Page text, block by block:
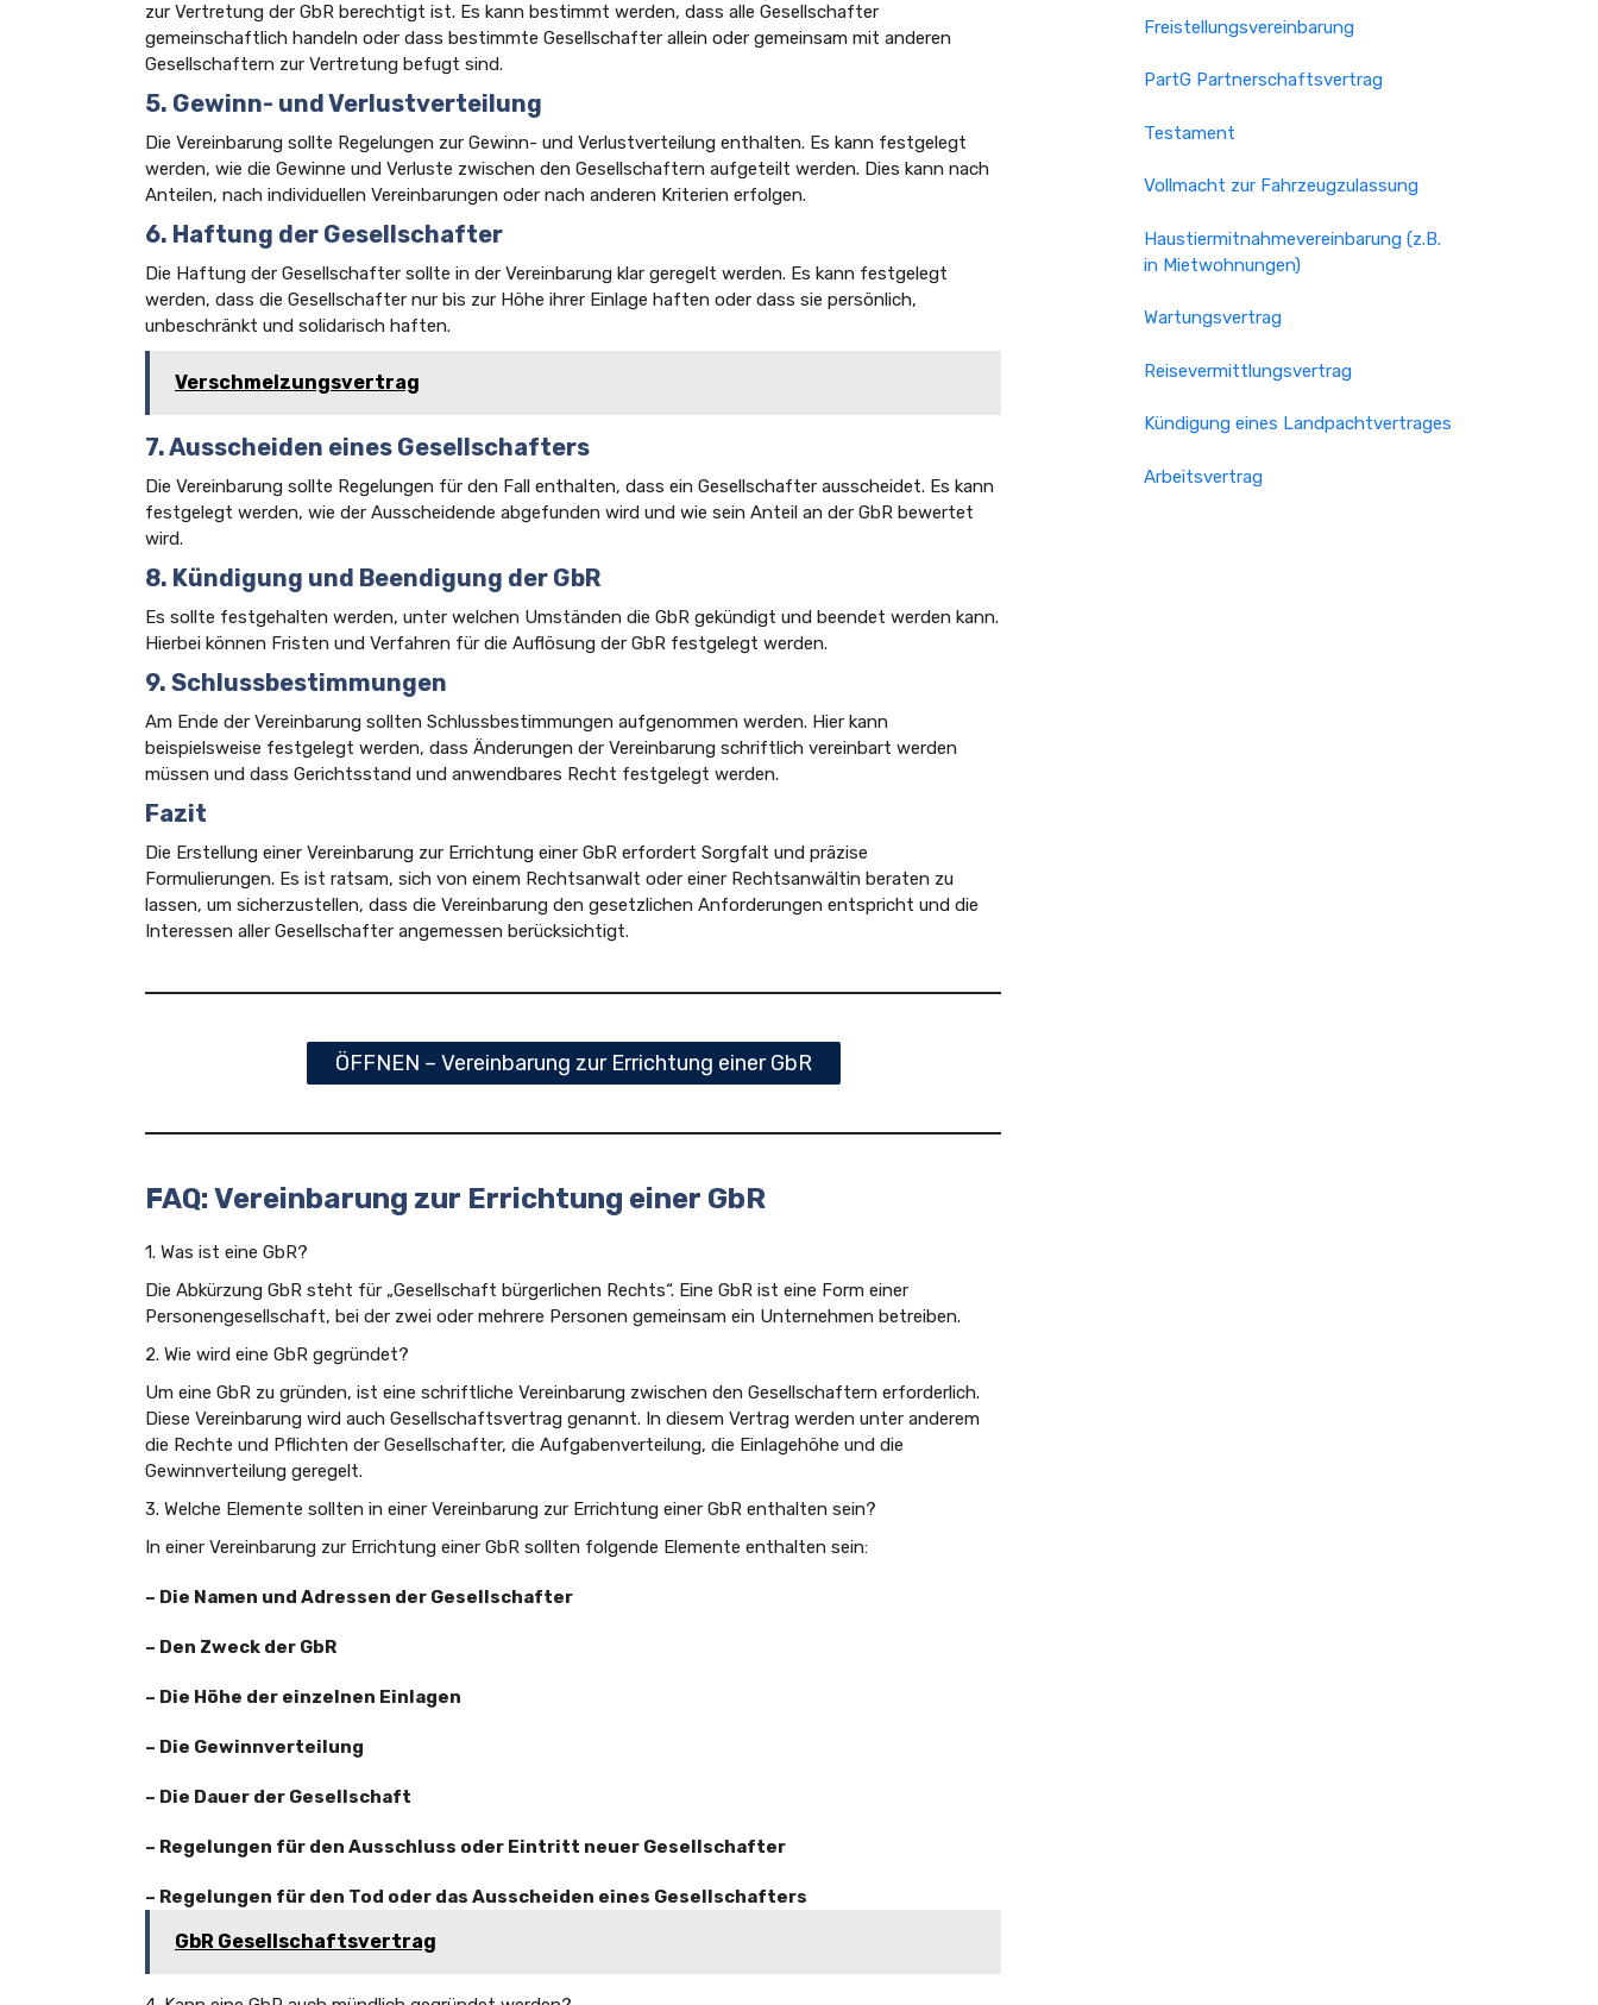
zur Vertretung der GbR berechtigt ist. Es kann bestimmt werden, dass alle Gesellschafter
gemeinschaftlich handeln oder dass bestimmte Gesellschafter allein oder gemeinsam mit anderen
Gesellschaftern zur Vertretung befugt sind.
5. Gewinn- und Verlustverteilung
Die Vereinbarung sollte Regelungen zur Gewinn- und Verlustverteilung enthalten. Es kann festgelegt
werden, wie die Gewinne und Verluste zwischen den Gesellschaftern aufgeteilt werden. Dies kann nach
Anteilen, nach individuellen Vereinbarungen oder nach anderen Kriterien erfolgen.
6. Haftung der Gesellschafter
Die Haftung der Gesellschafter sollte in der Vereinbarung klar geregelt werden. Es kann festgelegt
werden, dass die Gesellschafter nur bis zur Höhe ihrer Einlage haften oder dass sie persönlich,
unbeschränkt und solidarisch haften.
Verschmelzungsvertrag
7. Ausscheiden eines Gesellschafters
Die Vereinbarung sollte Regelungen für den Fall enthalten, dass ein Gesellschafter ausscheidet. Es kann
festgelegt werden, wie der Ausscheidende abgefunden wird und wie sein Anteil an der GbR bewertet
wird.
8. Kündigung und Beendigung der GbR
Es sollte festgehalten werden, unter welchen Umständen die GbR gekündigt und beendet werden kann.
Hierbei können Fristen und Verfahren für die Auflösung der GbR festgelegt werden.
9. Schlussbestimmungen
Am Ende der Vereinbarung sollten Schlussbestimmungen aufgenommen werden. Hier kann
beispielsweise festgelegt werden, dass Änderungen der Vereinbarung schriftlich vereinbart werden
müssen und dass Gerichtsstand und anwendbares Recht festgelegt werden.
Fazit
Die Erstellung einer Vereinbarung zur Errichtung einer GbR erfordert Sorgfalt und präzise
Formulierungen. Es ist ratsam, sich von einem Rechtsanwalt oder einer Rechtsanwältin beraten zu
lassen, um sicherzustellen, dass die Vereinbarung den gesetzlichen Anforderungen entspricht und die
Interessen aller Gesellschafter angemessen berücksichtigt.
ÖFFNEN – Vereinbarung zur Errichtung einer GbR
FAQ: Vereinbarung zur Errichtung einer GbR
1. Was ist eine GbR?
Die Abkürzung GbR steht für „Gesellschaft bürgerlichen Rechts“. Eine GbR ist eine Form einer
Personengesellschaft, bei der zwei oder mehrere Personen gemeinsam ein Unternehmen betreiben.
2. Wie wird eine GbR gegründet?
Um eine GbR zu gründen, ist eine schriftliche Vereinbarung zwischen den Gesellschaftern erforderlich.
Diese Vereinbarung wird auch Gesellschaftsvertrag genannt. In diesem Vertrag werden unter anderem
die Rechte und Pflichten der Gesellschafter, die Aufgabenverteilung, die Einlagehöhe und die
Gewinnverteilung geregelt.
3. Welche Elemente sollten in einer Vereinbarung zur Errichtung einer GbR enthalten sein?
In einer Vereinbarung zur Errichtung einer GbR sollten folgende Elemente enthalten sein:
– Die Namen und Adressen der Gesellschafter
– Den Zweck der GbR
– Die Höhe der einzelnen Einlagen
– Die Gewinnverteilung
– Die Dauer der Gesellschaft
– Regelungen für den Ausschluss oder Eintritt neuer Gesellschafter
– Regelungen für den Tod oder das Ausscheiden eines Gesellschafters
GbR Gesellschaftsvertrag
Freistellungsvereinbarung
PartG Partnerschaftsvertrag
Testament
Vollmacht zur Fahrzeugzulassung
Haustiermitnahmevereinbarung (z.B.
in Mietwohnungen)
Wartungsvertrag
Reisevermittlungsvertrag
Kündigung eines Landpachtvertrages
Arbeitsvertrag